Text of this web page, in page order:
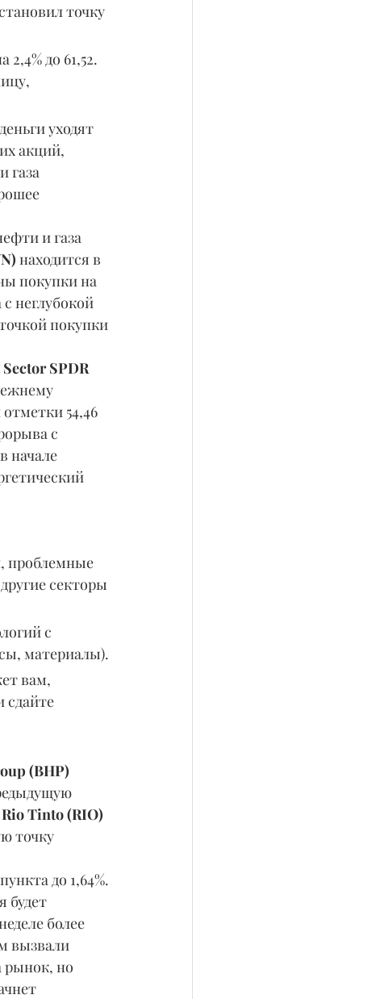
точку
до 61,52.
уходят
акций,
газа
и газа
находится в
покупки на
неглубокой
покупки
SPDR
54,46
с
начале
проблемные
секторы
с
материалы).
вам,
(BHP)
Rio Tinto (RIO)
точку
до 1,64%.
будет
более
вызвали
рынок, но